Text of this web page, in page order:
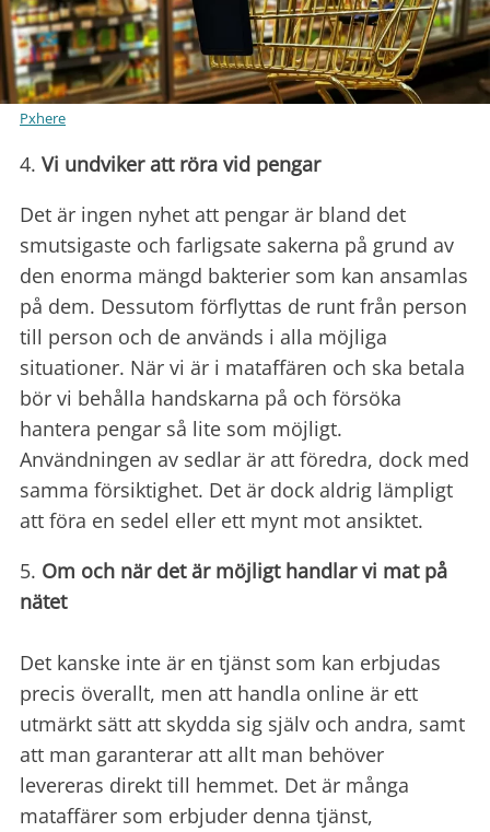
Pxhere
4. Vi undviker att röra vid pengar
Det är ingen nyhet att pengar är bland det
smutsigaste och farligsate sakerna på grund av
den enorma mängd bakterier som kan ansamlas
på dem. Dessutom förflyttas de runt från person
till person och de används i alla möjliga
situationer. När vi är i mataffären och ska betala
bör vi behålla handskarna på och försöka
hantera pengar så lite som möjligt.
Användningen av sedlar är att föredra, dock med
samma försiktighet. Det är dock aldrig lämpligt
att föra en sedel eller ett mynt mot ansiktet.
5. Om och när det är möjligt handlar vi mat på
nätet
Det kanske inte är en tjänst som kan erbjudas
precis överallt, men att handla online är ett
utmärkt sätt att skydda sig själv och andra, samt
att man garanterar att allt man behöver
levereras direkt till hemmet. Det är många
mataffärer som erbjuder denna tjänst,